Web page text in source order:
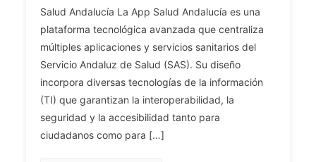
La
Información
Utilizadas
En
La
App
Salud
Salud Andalucía La App Salud Andalucía es una
plataforma tecnológica avanzada que centraliza
múltiples aplicaciones y servicios sanitarios del
Servicio Andaluz de Salud (SAS). Su diseño
incorpora diversas tecnologías de la información
(TI) que garantizan la interoperabilidad, la
seguridad y la accesibilidad tanto para
ciudadanos como para […]